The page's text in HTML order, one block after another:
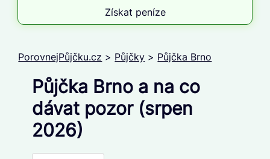
Získat peníze
PorovnejPůjčku.cz > Půjčky > Půjčka Brno
Půjčka Brno a na co
dávat pozor (srpen
2026)